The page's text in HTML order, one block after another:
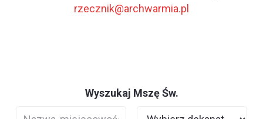
rzecznik@archwarmia.pl
Wyszukaj Mszę Św.